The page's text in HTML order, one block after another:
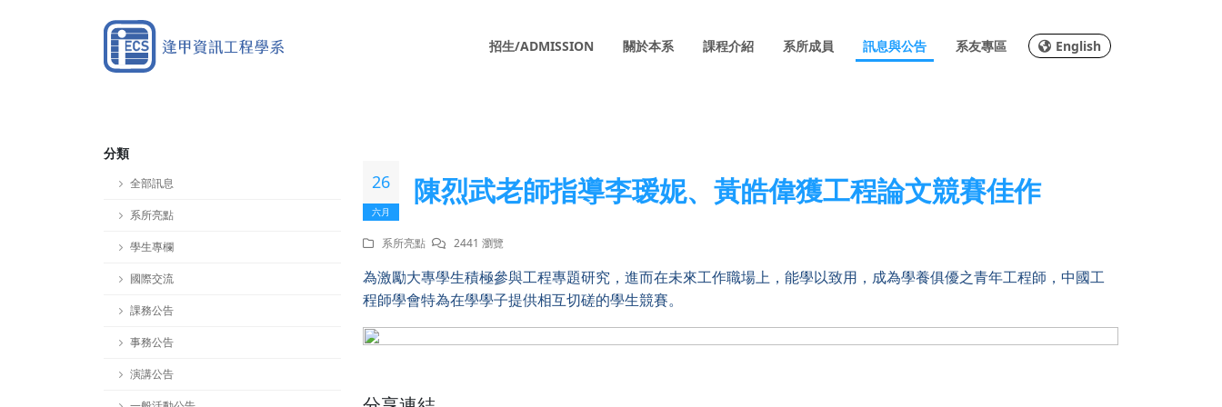
招生/ADMISSION 關於本系 課程介紹 系所成員 訊息與公告 系友專區 English
分類
全部訊息
系所亮點
學生專欄
國際交流
課務公告
事務公告
演講公告
26
六月
陳烈武老師指導李瑷妮、黃皓偉獲工程論文競賽佳作
系所亮點 2441 瀏覽
為激勵大專學生積極參與工程專題研究，進而在未來工作職場上，能學以致用，成為學養俱優之青年工程師，中國工
程師學會特為在學學子提供相互切磋的學生競賽。